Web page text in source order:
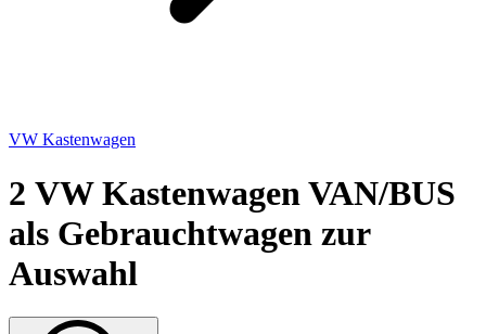
VW Kastenwagen
2 VW Kastenwagen VAN/BUS
als Gebrauchtwagen zur
Auswahl